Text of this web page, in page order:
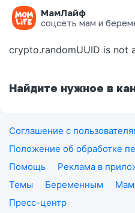
МамЛайф
соцсеть мам и
Ошибка на
crypto.randomUUID is not
Найдите нужное в
Соглашение с
Положение об обработке
Помощь
Реклама в
Темы
Беременным
Пресс-центр